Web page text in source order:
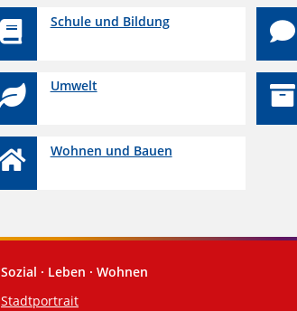
Schule und Bildung
Umwelt
Wohnen und Bauen
Sozial · Leben · Wohnen
Stadtportrait